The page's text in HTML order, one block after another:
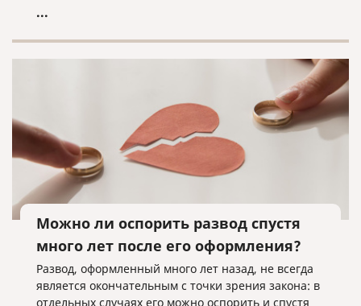
...
Можно ли оспорить развод спустя
много лет после его оформления?
Развод, оформленный много лет назад, не всегда
является окончательным с точки зрения закона: в
отдельных случаях его можно оспорить и спустя